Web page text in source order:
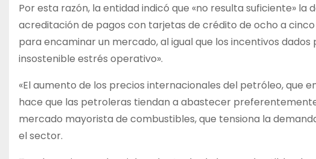
Por esta razón, la entidad indicó que «no resulta suficiente»
acreditación de pagos con tarjetas de crédito de ocho a
para encaminar un mercado, al igual que los incentivos dados
insostenible estrés operativo».
«El aumento de los precios internacionales del petróleo, que
hace que las petroleras tiendan a abastecer
mercado mayorista de combustibles, que tensiona la
el sector.